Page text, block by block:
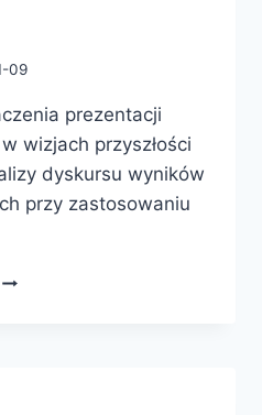
09
prezentacji
wizjach przyszłości
dyskursu wyników
przy zastosowaniu